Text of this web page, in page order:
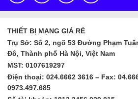
THIẾT BỊ MẠNG GIÁ RẺ
Trụ Sở: Số 2, ngõ 53 Đường Phạm
Đô, Thành phố Hà Nội, Việt Nam
MST: 0107619297
Điện thoại: 024.6662 3616 – Fax:
0973.497.685